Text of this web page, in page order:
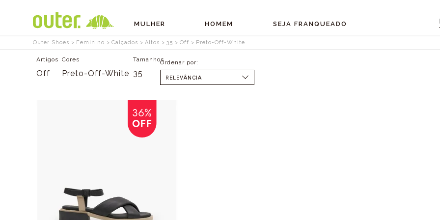
MULHER HOMEM SEJA FRANQUEADO
Outer Shoes Feminino Calçados Altos 35 Off Preto-Off-White
Artigos
Off
Cores
Preto-Off-White
Tamanhos
35 SELECIONAR
36%
OFF